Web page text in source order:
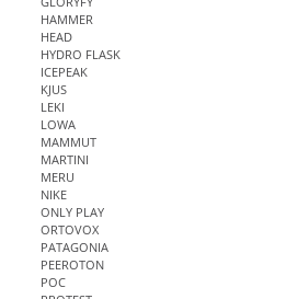
HAMMER
HEAD
HYDRO FLASK
ICEPEAK
KJUS
LEKI
LOWA
MAMMUT
MARTINI
MERU
NIKE
ONLY PLAY
ORTOVOX
PATAGONIA
PEEROTON
POC